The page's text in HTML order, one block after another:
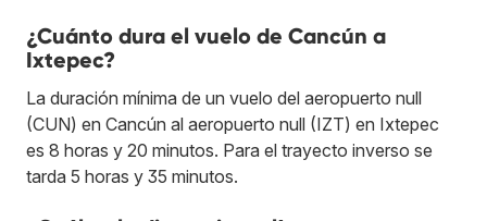
¿Cuánto dura el vuelo de Cancún a
Ixtepec?
La duración mínima de un vuelo del aeropuerto null
(CUN) en Cancún al aeropuerto null (IZT) en Ixtepec
es 8 horas y 20 minutos. Para el trayecto inverso se
tarda 5 horas y 35 minutos.